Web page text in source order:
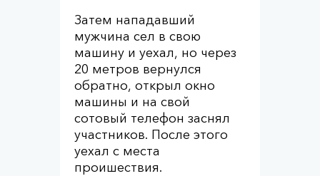
Затем нападавший
мужчина сел в свою
машину и уехал, но через
20 метров вернулся
обратно, открыл окно
машины и на свой
сотовый телефон заснял
участников. После этого
уехал с места
проишествия.